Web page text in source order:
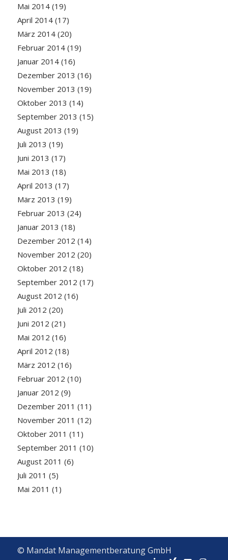
Mai 2014(19)
April 2014(17)
März 2014(20)
Februar 2014(19)
Januar 2014(16)
Dezember 2013 (16)
November 2013 (19)
Oktober 2013 (14)
September 2013 (15)
August 2013 (19)
Juli 2013 (19)
Juni 2013 (17)
Mai 2013 (18)
April 2013 (17)
März 2013 (19)
Februar 2013 (24)
Januar 2013 (18)
Dezember 2012 (14)
November 2012 (20)
Oktober 2012 (18)
September 2012 (17)
August 2012 (16)
Juli 2012 (20)
Juni 2012 (21)
Mai 2012 (16)
April 2012 (18)
März 2012 (16)
Februar 2012 (10)
Januar 2012 (9)
Dezember 2011 (11)
November 2011 (12)
Oktober 2011 (11)
September 2011 (10)
August 2011 (6)
Juli 2011 (5)
Mai 2011 (1)
© Mandat Managementberatung GmbH